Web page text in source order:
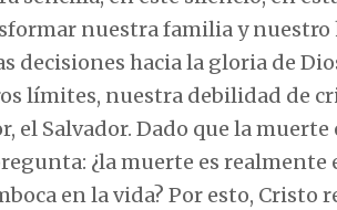
nuestra familia y
decisiones hacia la gloria de
límites, nuestra debilidad de
el Salvador. Dado que la
¿la muerte es realmente
en la vida? Por esto,